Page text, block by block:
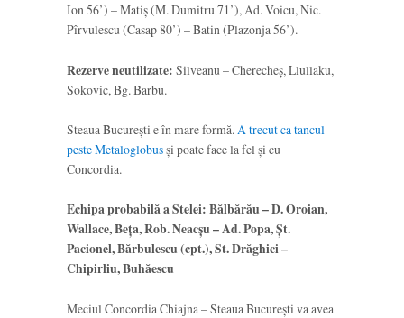
Ion 56’) – Matiș (M. Dumitru 71’), Ad. Voicu, Nic.
Pîrvulescu (Casap 80’) – Batin (Plazonja 56’).
Rezerve neutilizate: Silveanu – Cherecheș, Llullaku,
Sokovic, Bg. Barbu.
Steaua București e în mare formă.A trecut ca tancul
peste Metaloglobusși poate face la fel și cu
Concordia.
Echipa probabilă a Stelei: Bălbărău – D. Oroian,
Wallace, Beța, Rob. Neacșu – Ad. Popa, Șt.
Pacionel, Bărbulescu (cpt.), St. Drăghici –
Chipirliu, Buhăescu
Meciul Concordia Chiajna – Steaua București va avea